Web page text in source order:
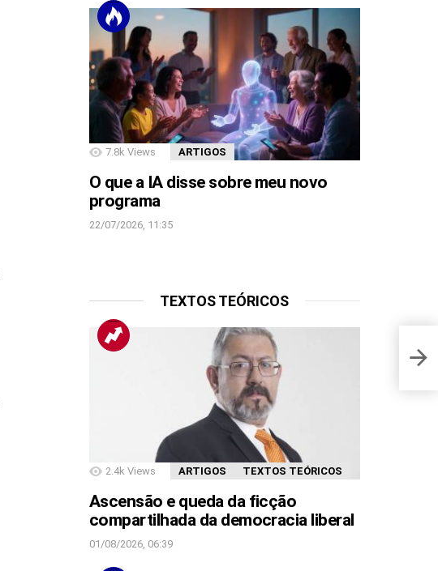
7.8k Views ARTIGOS
O que a IA disse sobre meu novo
programa
22/07/2026, 11:35
TEXTOS TEÓRICOS
2.4k Views ARTIGOS TEXTOS TEÓRICOS
Ascensão e queda da ficção
compartilhada da democracia liberal
01/08/2026, 06:39